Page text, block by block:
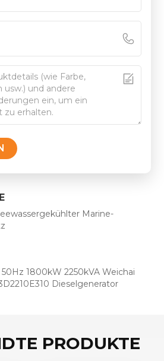
Marine-
1800kW 2250kVA Weichai
Dieselgenerator
PRODUKTE